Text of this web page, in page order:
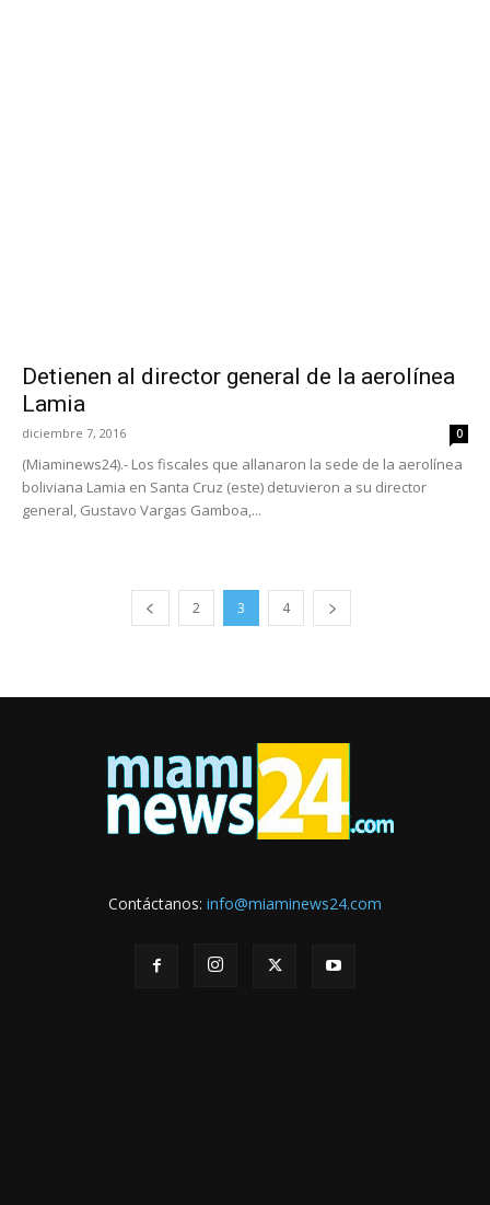
Detienen al director general de la aerolínea
Lamia
diciembre 7, 2016 0
(Miaminews24).- Los fiscales que allanaron la sede de la aerolínea
boliviana Lamia en Santa Cruz (este) detuvieron a su director
general, Gustavo Vargas Gamboa,...
2 3 4
Contáctanos: info@miaminews24.com